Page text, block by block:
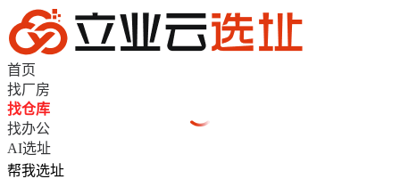
首页
找厂房
找仓库
找办公
AI选址
帮我选址